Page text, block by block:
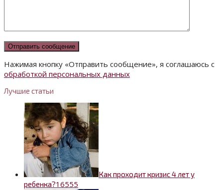
Нажимая кнопку «Отправить сообщение», я соглашаюсь с
обработкой персональных данных
Лучшие статьи
Как проходит кризис 4 лет у
ребенка?1 6555